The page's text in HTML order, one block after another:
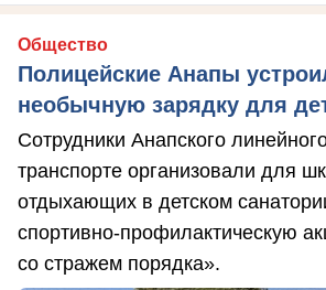
Общество
Полицейские Анапы
необычную зарядку для
Сотрудники Анапского
транспорте организовали для
отдыхающих в детском
спортивно-профилактическую
со стражем порядка».